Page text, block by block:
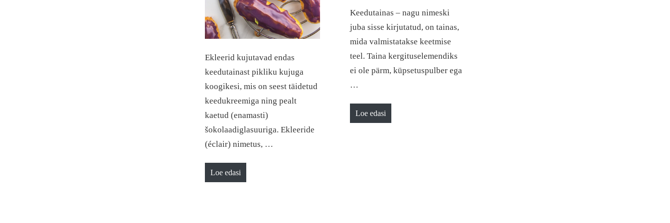
Ekleerid kujutavad endas
keedutainast pikliku kujuga
koogikesi, mis on seest täidetud
keedukreemiga ning pealt
kaetud (enamasti)
šokolaadiglasuuriga. Ekleeride
(éclair) nimetus, …
Loe edasi
Keedutainas – nagu nimeski
juba sisse kirjutatud, on tainas,
mida valmistatakse keetmise
teel. Taina kergituselemendiks
ei ole pärm, küpsetuspulber ega
…
Loe edasi